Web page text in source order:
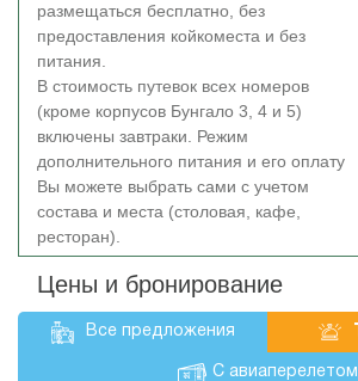
размещаться бесплатно, без
предоставления койкоместа и без
питания.
В стоимость путевок всех номеров
(кроме корпусов Бунгало 3, 4 и 5)
включены завтраки. Режим
дополнительного питания и его оплату
Вы можете выбрать сами с учетом
состава и места (столовая, кафе,
ресторан).
Цены и бронирование
Все предложения
С авиаперелетом